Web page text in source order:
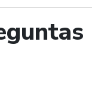
de búsqueda